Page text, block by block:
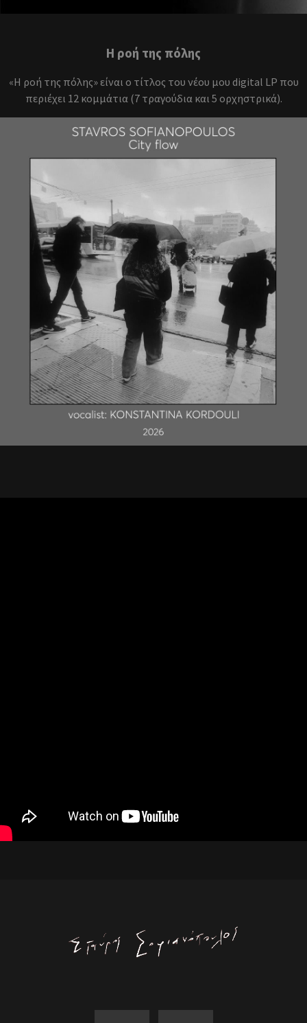
Η ροή της πόλης
«Η ροή της πόλης» είναι ο τίτλος του νέου μου digital LP που
περιέχει 12 κομμάτια (7 τραγούδια και 5 ορχηστρικά).